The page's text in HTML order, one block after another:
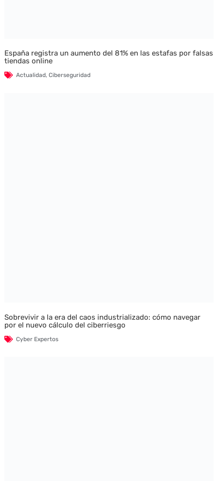
España registra un aumento del 81% en las estafas por falsas
tiendas online
Actualidad, Ciberseguridad
Sobrevivir a la era del caos industrializado: cómo navegar
por el nuevo cálculo del ciberriesgo
Cyber Expertos